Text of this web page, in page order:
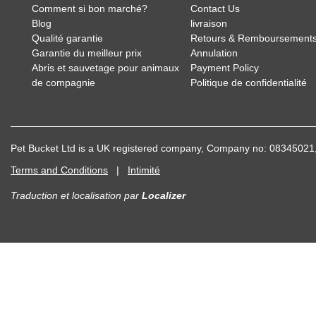
Comment si bon marché?
Blog
Qualité garantie
Garantie du meilleur prix
Abris et sauvetage pour animaux
de compagnie
Contact Us
livraison
Retours &
Annulation
Payment Policy
Politique de confidentialité
Pet Bucket Ltd is a UK registered company, Company no:
Terms and Conditions | Intimité
Traduction et localisation par Localizer